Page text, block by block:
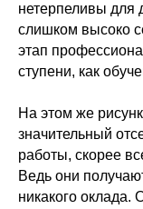
нетерпеливы для
слишком высоко
этап
ступени, как
На этом же
значительный
работы, скорее
Ведь они
никакого оклада.